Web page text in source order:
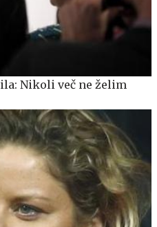
Nikoli več ne želim